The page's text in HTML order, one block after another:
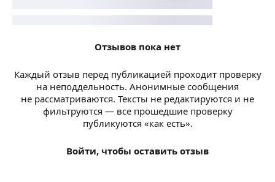
Отзывов пока нет
Каждый отзыв перед публикацией проходит проверку
на неподдельность. Анонимные сообщения
не рассматриваются. Тексты не редактируются и не
фильтруются — все прошедшие проверку
публикуются «как есть».
Войти, чтобы оставить отзыв